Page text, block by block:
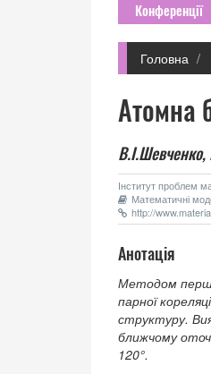
Конференції
Головна
Атомна
В.І.Шевченко,
Інститут проблем
Математичні
http://
Анотація
Методом
парної
структуру.
ближчому
120°.